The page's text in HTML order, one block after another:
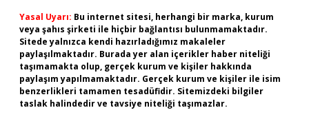
Yasal Uyarı: Bu internet sitesi, herhangi bir marka, kurum
veya şahıs şirketi ile hiçbir bağlantısı bulunmamaktadır.
Sitede yalnızca kendi hazırladığımız makaleler
paylaşılmaktadır. Burada yer alan içerikler haber niteliği
taşımamakta olup, gerçek kurum ve kişiler hakkında
paylaşım yapılmamaktadır. Gerçek kurum ve kişiler ile isim
benzerlikleri tamamen tesadüfidir. Sitemizdeki bilgiler
taslak halindedir ve tavsiye niteliği taşımazlar.